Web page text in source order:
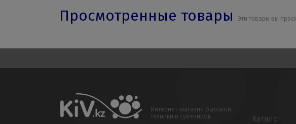
Просмотренные товары Эти товары вы
Интернет-магазин бытовой
техники и сувениров
Каталог